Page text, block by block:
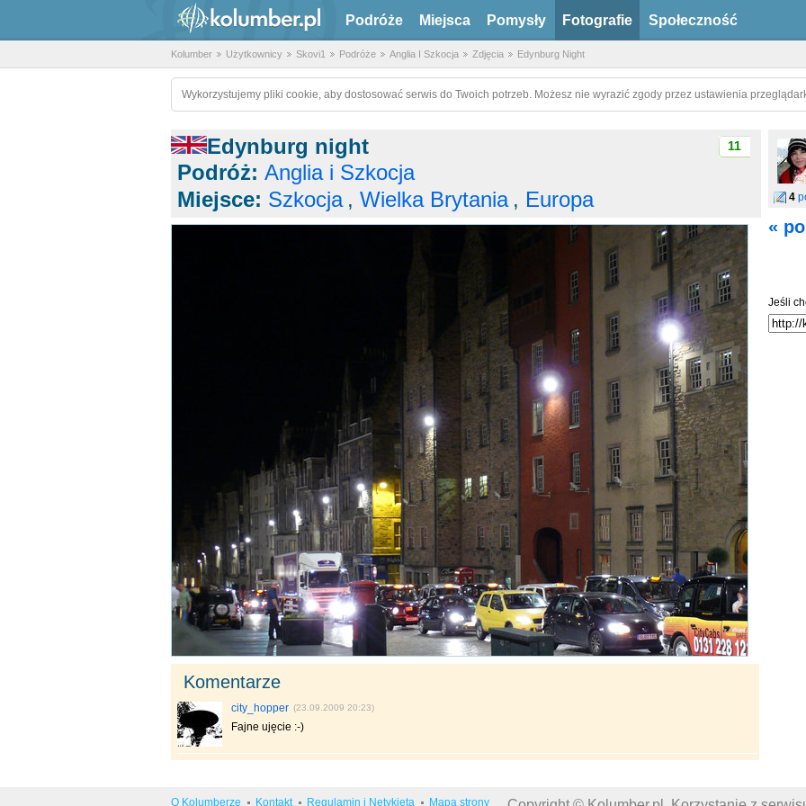
Podróże Miejsca Pomysły Fotografie Społeczność
Kolumber Użytkownicy Skovi1 Podróże Anglia I Szkocja Zdjęcia Edynburg Night
Wykorzystujemy pliki cookie, aby dostosować serwis do Twoich potrzeb. Możesz nie wyrazić zgody przez ustawienia
11
Edynburg night
Podróż: Anglia i Szkocja
Miejsce: Szkocja , Wielka Brytania , Europa
Komentarze
city_hopper (23.09.2009 20:23)
Fajne ujęcie :-)
4
«
Jeśli
O Kolumberze Kontakt Regulamin i Netykieta Mapa strony